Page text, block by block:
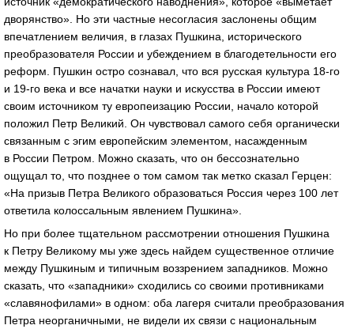
дворянство». Но эти частные несогласия заслонены общим
впечатлением величия, в глазах Пушкина, исторического
преобразователя России и убеждением в благодетельности его
реформ. Пушкин остро сознавал, что вся русская культура 18-го
и 19-го века и все начатки науки и искусства в России имеют
своим источником ту европеизацию России, начало которой
положил Петр Великий. Он чувствовал самого себя органически
связанным с эгим европейским элементом, насажденным
в России Петром. Можно сказать, что он бессознательно
ощущал то, что позднее о том самом так метко сказал Герцен:
«На призыв Петра Великого образоваться Россия через 100 лет
ответила колоссальным явлением Пушкина».
Но при более тщательном рассмотрении отношения Пушкина
к Петру Великому мы уже здесь найдем существенное отличие
между Пушкиным и типичным воззрением западников. Можно
сказать, что «западники» сходились со своими противниками
«славянофилами» в одном: оба лагеря считали преобразования
Петра неорганичными, не видели их связи с национальным